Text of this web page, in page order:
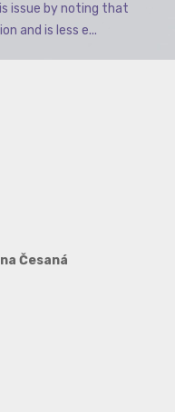
issue by noting that
and is less e...
Česaná